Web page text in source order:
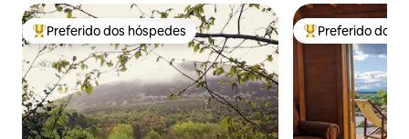
Entre os melhores preferidos dos hóspedes
Preferido dos hóspedes Entre os
Preferido dos